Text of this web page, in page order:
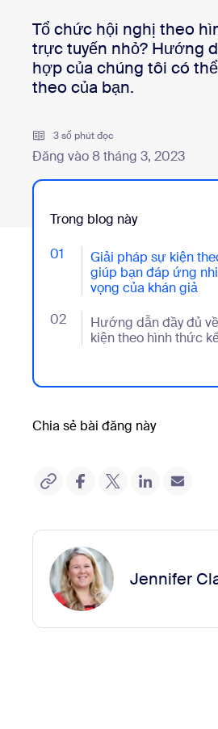
Nhà phát triển
Ứng dụng và thành phần
Trung tâm tải xuống
Tổ chức hội nghị theo
trực tuyến nhỏ? Hướng
hợp của chúng tôi có
theo của bạn.
3 số phút đọc
Đăng vào 8 tháng 3, 2023
Trong blog này
01
Giải pháp sự kiện
giúp bạn đáp ứng
vọng của khán giả
- Jumplink to Giải pháp sự
02
Hướng dẫn đầy đủ
kiện theo hình thức
- Jumplink to Hướng dẫn
Chia sẻ bài đăng này
Jennifer